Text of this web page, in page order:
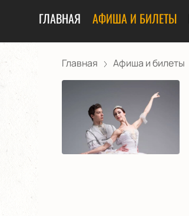
ГЛАВНАЯ АФИША И БИЛЕТЫ
Главная Афиша и билеты